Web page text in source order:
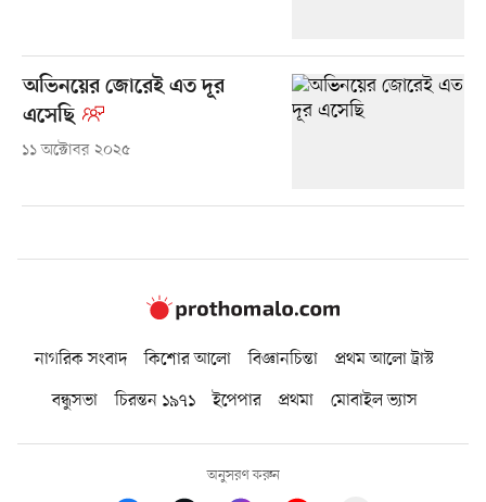
অভিনয়ের জোরেই এত দূর
এসেছি
১১ অক্টোবর ২০২৫
নাগরিক সংবাদ কিশোর আলো বিজ্ঞানচিন্তা
প্রথম আলো ট্রাস্ট
বন্ধুসভা
চিরন্তন ১৯৭১ ইপেপার প্রথমা মোবাইল ভ্যাস
অনুসরণ করুন